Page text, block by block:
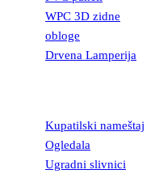
WPC 3D zidne
obloge
Drvena Lamperija
Kupatilski nameštaj
Ogledala
Ugradni slivnici